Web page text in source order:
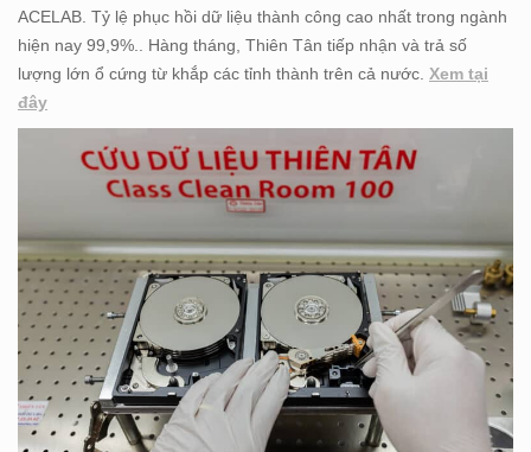
ACELAB. Tỷ lệ phục hồi dữ liệu thành công cao nhất trong ngành
hiện nay 99,9%.. Hàng tháng, Thiên Tân tiếp nhận và trả số
lượng lớn ổ cứng từ khắp các tỉnh thành trên cả nước. Xem tại
đây